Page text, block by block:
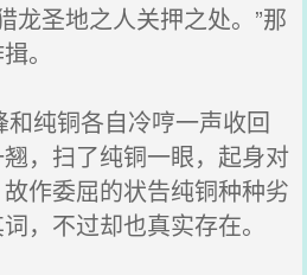
龙圣地之人关押之处。”那
。
纯铜各自冷哼一声收回
，扫了纯铜一眼，起身对
作委屈的状告纯铜种种劣
，不过却也真实存在。